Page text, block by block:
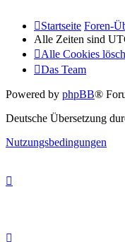
Startseite Foren-
Alle Zeiten sind
Alle Cookies
Das Team
Powered by phpBB®
Deutsche Übersetzung
Nutzungsbedingungen